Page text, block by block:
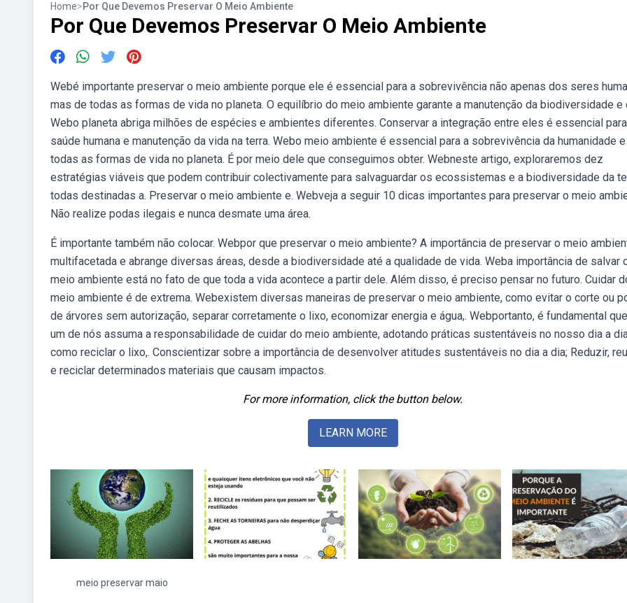
Home>Por Que Devemos Preservar O Meio Ambiente
Por Que Devemos Preservar O Meio Ambiente
Webé importante preservar o meio ambiente porque ele é essencial para a sobrevivência não apenas dos seres
mas de todas as formas de vida no planeta. O equilíbrio do meio ambiente garante a manutenção da biodiversidade e
Webo planeta abriga milhões de espécies e ambientes diferentes. Conservar a integração entre eles é essencial
saúde humana e manutenção da vida na terra. Webo meio ambiente é essencial para a sobrevivência da humanidade
todas as formas de vida no planeta. É por meio dele que conseguimos obter. Webneste artigo, exploraremos dez
estratégias viáveis que podem contribuir colectivamente para salvaguardar os ecossistemas e a biodiversidade da
todas destinadas a. Preservar o meio ambiente e. Webveja a seguir 10 dicas importantes para preservar o meio
Não realize podas ilegais e nunca desmate uma área.
É importante também não colocar. Webpor que preservar o meio ambiente? A importância de preservar o meio
multifacetada e abrange diversas áreas, desde a biodiversidade até a qualidade de vida. Weba importância de salvar
meio ambiente está no fato de que toda a vida acontece a partir dele. Além disso, é preciso pensar no futuro. Cuidar
meio ambiente é de extrema. Webexistem diversas maneiras de preservar o meio ambiente, como evitar o corte ou
de árvores sem autorização, separar corretamente o lixo, economizar energia e água,. Webportanto, é fundamental
um de nós assuma a responsabilidade de cuidar do meio ambiente, adotando práticas sustentáveis no nosso dia a
como reciclar o lixo,. Conscientizar sobre a importância de desenvolver atitudes sustentáveis no dia a dia; Reduzir,
e reciclar determinados materiais que causam impactos.
For more information, click the button below.
LEARN MORE
meio preservar maio